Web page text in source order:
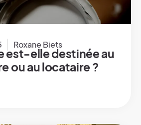
Roxane Biets
est-elle destinée au
ou au locataire ?